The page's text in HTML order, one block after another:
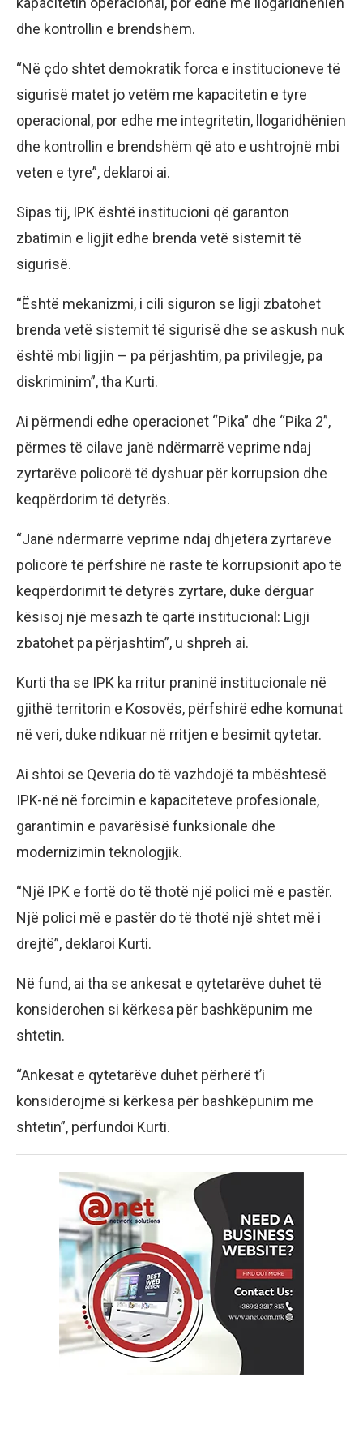
dhe kontrollin e brendshëm.
“Në çdo shtet demokratik forca e institucioneve të
sigurisë matet jo vetëm me kapacitetin e tyre
operacional, por edhe me integritetin, llogaridhënien
dhe kontrollin e brendshëm që ato e ushtrojnë mbi
veten e tyre”, deklaroi ai.
Sipas tij, IPK është institucioni që garanton
zbatimin e ligjit edhe brenda vetë sistemit të
sigurisë.
“Është mekanizmi, i cili siguron se ligji zbatohet
brenda vetë sistemit të sigurisë dhe se askush nuk
është mbi ligjin – pa përjashtim, pa privilegje, pa
diskriminim”, tha Kurti.
Ai përmendi edhe operacionet “Pika” dhe “Pika 2”,
përmes të cilave janë ndërmarrë veprime ndaj
zyrtarëve policorë të dyshuar për korrupsion dhe
keqpërdorim të detyrës.
“Janë ndërmarrë veprime ndaj dhjetëra zyrtarëve
policorë të përfshirë në raste të korrupsionit apo të
keqpërdorimit të detyrës zyrtare, duke dërguar
kësisoj një mesazh të qartë institucional: Ligji
zbatohet pa përjashtim”, u shpreh ai.
Kurti tha se IPK ka rritur praninë institucionale në
gjithë territorin e Kosovës, përfshirë edhe komunat
në veri, duke ndikuar në rritjen e besimit qytetar.
Ai shtoi se Qeveria do të vazhdojë ta mbështesë
IPK-në në forcimin e kapaciteteve profesionale,
garantimin e pavarësisë funksionale dhe
modernizimin teknologjik.
“Një IPK e fortë do të thotë një polici më e pastër.
Një polici më e pastër do të thotë një shtet më i
drejtë”, deklaroi Kurti.
Në fund, ai tha se ankesat e qytetarëve duhet të
konsiderohen si kërkesa për bashkëpunim me
shtetin.
“Ankesat e qytetarëve duhet përherë t’i
konsiderojmë si kërkesa për bashkëpunim me
shtetin”, përfundoi Kurti.